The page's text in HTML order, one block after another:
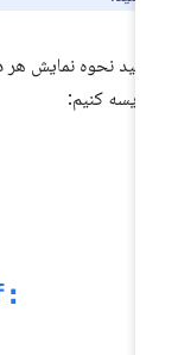
نحوه نمایش هر دو
کنیم: